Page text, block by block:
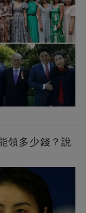
領多少錢？說